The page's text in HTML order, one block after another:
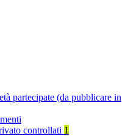
partecipate (da pubblicare in
controllati 1